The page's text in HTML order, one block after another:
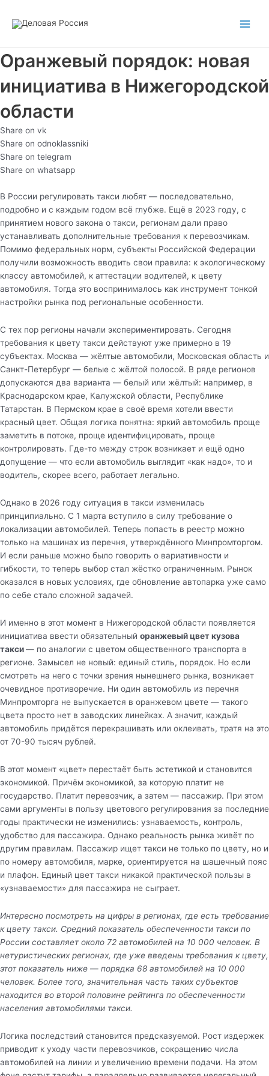
Оранжевый порядок: новая
инициатива в Нижегородской
области
Share on vk
Share on odnoklassniki
Share on telegram
Share on whatsapp
В России регулировать такси любят — последовательно,
подробно и с каждым годом всё глубже. Ещё в 2023 году, с
принятием нового закона о такси, регионам дали право
устанавливать дополнительные требования к перевозчикам.
Помимо федеральных норм, субъекты Российской Федерации
получили возможность вводить свои правила: к экологическому
классу автомобилей, к аттестации водителей, к цвету
автомобиля. Тогда это воспринималось как инструмент тонкой
настройки рынка под региональные особенности.
С тех пор регионы начали экспериментировать. Сегодня
требования к цвету такси действуют уже примерно в 19
субъектах. Москва — жёлтые автомобили, Московская область и
Санкт-Петербург — белые с жёлтой полосой. В ряде регионов
допускаются два варианта — белый или жёлтый: например, в
Краснодарском крае, Калужской области, Республике
Татарстан. В Пермском крае в своё время хотели ввести
красный цвет. Общая логика понятна: яркий автомобиль проще
заметить в потоке, проще идентифицировать, проще
контролировать. Где-то между строк возникает и ещё одно
допущение — что если автомобиль выглядит «как надо», то и
водитель, скорее всего, работает легально.
Однако в 2026 году ситуация в такси изменилась
принципиально. С 1 марта вступило в силу требование о
локализации автомобилей. Теперь попасть в реестр можно
только на машинах из перечня, утверждённого Минпромторгом.
И если раньше можно было говорить о вариативности и
гибкости, то теперь выбор стал жёстко ограниченным. Рынок
оказался в новых условиях, где обновление автопарка уже само
по себе стало сложной задачей.
И именно в этот момент в Нижегородской области появляется
инициатива ввести обязательный оранжевый цвет кузова
такси— по аналогии с цветом общественного транспорта в
регионе. Замысел не новый: единый стиль, порядок. Но если
смотреть на него с точки зрения нынешнего рынка, возникает
очевидное противоречие. Ни один автомобиль из перечня
Минпромторга не выпускается в оранжевом цвете — такого
цвета просто нет в заводских линейках. А значит, каждый
автомобиль придётся перекрашивать или оклеивать, тратя на это
от 70-90 тысяч рублей.
В этот момент «цвет» перестаёт быть эстетикой и становится
экономикой. Причём экономикой, за которую платит не
государство. Платит перевозчик, а затем — пассажир. При этом
сами аргументы в пользу цветового регулирования за последние
годы практически не изменились: узнаваемость, контроль,
удобство для пассажира. Однако реальность рынка живёт по
другим правилам. Пассажир ищет такси не только по цвету, но и
по номеру автомобиля, марке, ориентируется на шашечный пояс
и плафон. Единый цвет такси никакой практической пользы в
«узнаваемости» для пассажира не сыграет.
Интересно посмотреть на цифры в регионах, где есть требование
к цвету такси. Средний показатель обеспеченности такси по
России составляет около 72 автомобилей на 10 000 человек. В
нетуристических регионах, где уже введены требования к цвету,
этот показатель ниже — порядка 68 автомобилей на 10 000
человек. Более того, значительная часть таких субъектов
находится во второй половине рейтинга по обеспеченности
населения автомобилями такси.
Логика последствий становится предсказуемой. Рост издержек
приводит к уходу части перевозчиков, сокращению числа
автомобилей на линии и увеличению времени подачи. На этом